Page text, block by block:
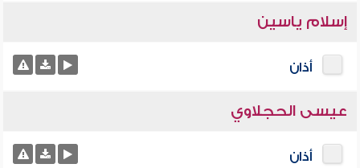
إسلام ياسين
أذان
عيسى الحجلاوي
أذان